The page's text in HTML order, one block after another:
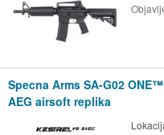
Specna Arms SA-G02
AEG airsoft replika